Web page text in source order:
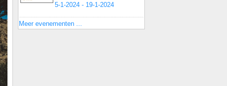
5-1-2024 - 19-1-2024
Meer evenementen ...